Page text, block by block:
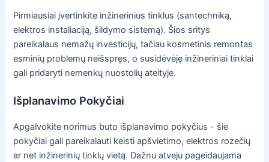
Pirmiausiai įvertinkite inžinerinius tinklus (santechniką,
elektros instaliaciją, šildymo sistemą). Šios sritys
pareikalaus nemažų investicijų, tačiau kosmetinis remontas
esminių problemų neišspręs, o susidėvėję inžineriniai tinklai
gali pridaryti nemenkų nuostolių ateityje.
Išplanavimo Pokyčiai
Apgalvokite norimus buto išplanavimo pokyčius - šie
pokyčiai gali pareikalauti keisti apšvietimo, elektros rozečių
ar net inžinerinių tinklų vietą. Dažnu atveju pageidaujama